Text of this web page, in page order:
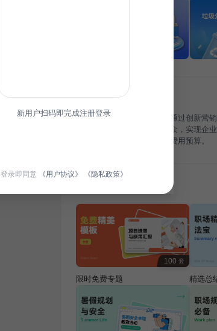
简介
本方案针对通用行业，旨在通过创新营
扩大市场份额，吸引目标受众，实现企
析、营销方案、实施步骤、费用预算。
100 套
限时免费专题 精选总
新用户扫码即完成注册登录
登录即同意 《用户协议》 《隐私政策》